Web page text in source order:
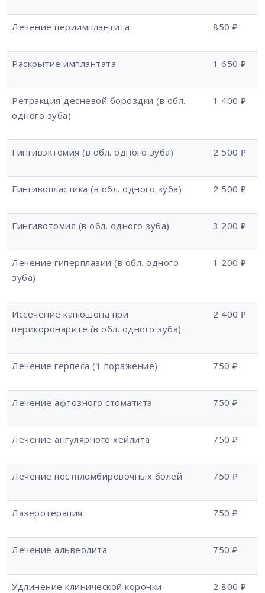
Лечение периимплантита 850 ₽
Раскрытие имплантата 1 650 ₽
Ретракция десневой бороздки (в обл.
одного зуба)
1 400 ₽
Гингивэктомия (в обл. одного зуба) 2 500 ₽
Гингивопластика (в обл. одного зуба) 2 500 ₽
Гингивотомия (в обл. одного зуба) 3 200 ₽
Лечение гиперплазии (в обл. одного
зуба)
1 200 ₽
Иссечение капюшона при
перикоронарите (в обл. одного зуба)
2 400 ₽
Лечение герпеса (1 поражение) 750 ₽
Лечение афтозного стоматита 750 ₽
Лечение ангулярного хейлита 750 ₽
Лечение постпломбировочных болей 750 ₽
Лазеротерапия 750 ₽
Лечение альвеолита 750 ₽
Удлинение клинической коронки 2 800 ₽